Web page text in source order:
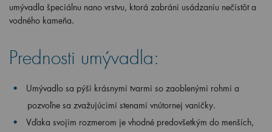
umývadla špeciálnu nano vrstvu, ktorá zabráni usádzaniu nečistôt a
vodného kameňa.
Prednosti umývadla:
Umývadlo sa pýši krásnymi tvarmi so zaoblenými rohmi a
pozvoľne sa zvažujúcimi stenami vnútornej vaničky.
Vďaka svojim rozmerom je vhodné predovšetkým do menších,